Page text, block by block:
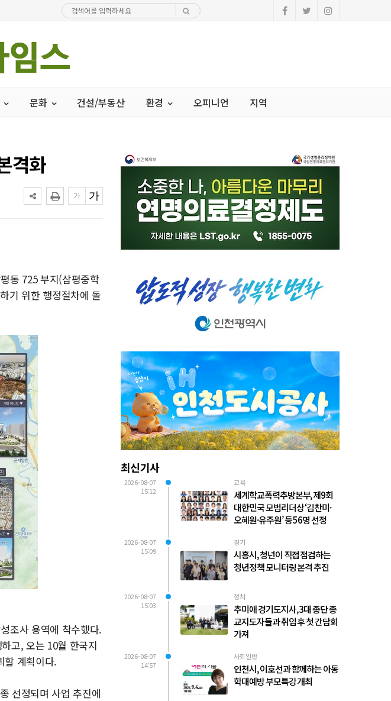
문화 건설/부동산 환경 오피니언 지역
격화
동 725 부지(삼평중학
기 위한 행정절차에 돌
조사 용역에 착수했다.
고, 오는 10월 한국지
할 계획이다.
선정되며 사업 추진에
최신기사
2026-08-07
15:12
교육
세계학교폭력추방본부, 제9회
대한민국 모범리더상 ‘김찬미·
오혜원·유주원’ 등 56명 선정
2026-08-07
15:09
경기
시흥시, 청년이 직접 점검하는
청년정책 모니터링 본격 추진
2026-08-07
15:03
정치
추미애 경기도지사, 3대 종단 종
교지도자들과 취임 후 첫 간담회
가져
2026-08-07
14:57
사회일반
인천시, 이호선과 함께하는 아동
학대예방 부모특강 개최